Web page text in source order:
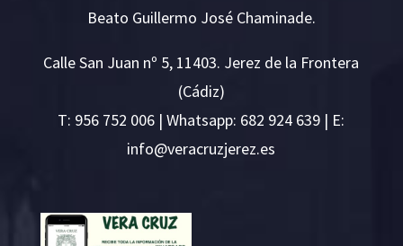
Beato Guillermo José Chaminade.
Calle San Juan nº 5, 11403. Jerez de la Frontera
(Cádiz)
T: 956 752 006 | Whatsapp: 682 924 639 | E:
se.ze
rejzu
rcare
v@ofn
i